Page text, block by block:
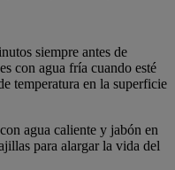
siempre antes de
con agua fría cuando esté
temperatura en la superficie
agua caliente y jabón en
para alargar la vida del